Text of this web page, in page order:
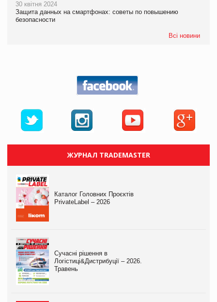
30 квітня 2024
Защита данных на смартфонах: советы по повышению
безопасности
Всі новини
ЖУРНАЛ TRADEMASTER
Каталог Головних Проєктів
PrivateLabel – 2026
Сучасні рішення в
Логістиці&Дистрибуції – 2026.
Травень